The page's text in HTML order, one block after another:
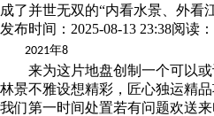
成了并世无双的“内看水景、外看
发布时间：2025-08-13 23:38阅读：
2021年8
来为这片地盘创制一个可以或
林景不雅设想精彩，匠心独运精
我们第一时间处置若有问题欢送